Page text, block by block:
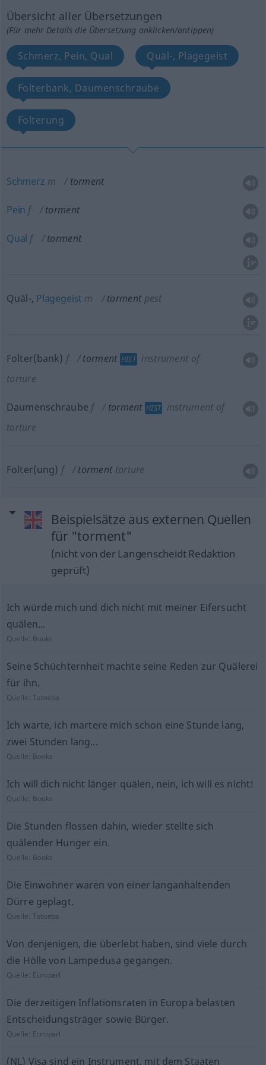
Übersicht aller Übersetzungen
(Für mehr Details die Übersetzung anklicken/antippen)
Schmerz, Pein, Qual Quäl-, Plagegeist
Folterbank, Daumenschraube
Folterung
Schmerz m torment
Pein f torment
Qual f torment
Quäl-, Plagegeist m torment pest
Folter(bank) f torment HIST instrument of
torture
Daumenschraube f torment HIST
instrument of
torture
Folter(ung) f torment torture
Beispielsätze aus externen Quellen
für "torment"
(nicht von der Langenscheidt Redaktion
geprüft)
Ich würde mich und dich nicht mit meiner Eifersucht
quälen...
Quelle: Books
Seine Schüchternheit machte seine Reden zur Quälerei
für ihn.
Quelle:Tatoeba
Ich warte, ich martere mich schon eine Stunde lang,
zwei Stunden lang...
Quelle: Books
Ich will dich nicht länger quälen, nein, ich will es nicht!
Quelle: Books
Die Stunden flossen dahin, wieder stellte sich
quälender Hunger ein.
Quelle: Books
Die Einwohner waren von einer langanhaltenden
Dürre geplagt.
Quelle:Tatoeba
Von denjenigen, die überlebt haben, sind viele durch
die Hölle von Lampedusa gegangen.
Quelle: Europarl
Die derzeitigen Inflationsraten in Europa belasten
Entscheidungsträger sowie Bürger.
Quelle: Europarl
(NL) Visa sind ein Instrument, mit dem Staaten